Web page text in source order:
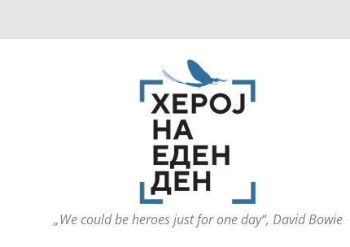
„We could be heroes just for one day“, David Bowie